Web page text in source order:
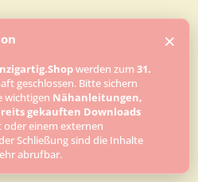
werden zum 31.
geschlossen. Bitte sichern
wichtigen Nähanleitungen,
gekauften Downloads
oder einem externen
Schließung sind die Inhalte
abrufbar.
×